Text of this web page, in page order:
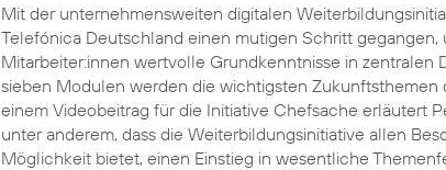
Mit der unternehmensweiten digitalen
Telefónica Deutschland einen mutigen Schritt
Mitarbeiter:innen wertvolle Grundkenntnisse in zentralen
sieben Modulen werden die wichtigsten Zukunftsthemen
einem Videobeitrag für die Initiative Chefsache erläutert
unter anderem, dass die Weiterbildungsinitiative allen
Möglichkeit bietet, einen Einstieg in wesentliche